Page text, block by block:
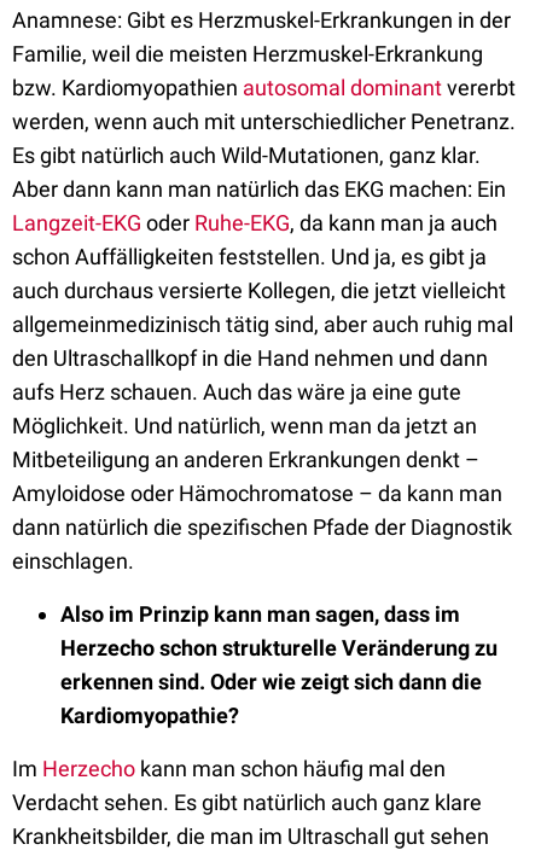
Anamnese: Gibt es Herzmuskel-Erkrankungen in der
Familie, weil die meisten Herzmuskel-Erkrankung
bzw. Kardiomyopathien autosomal dominantvererbt
werden, wenn auch mit unterschiedlicher Penetranz.
Es gibt natürlich auch Wild-Mutationen, ganz klar.
Aber dann kann man natürlich das EKG machen: Ein
Langzeit-EKG oder Ruhe-EKG, da kann man ja auch
schon Auffälligkeiten feststellen. Und ja, es gibt ja
auch durchaus versierte Kollegen, die jetzt vielleicht
allgemeinmedizinisch tätig sind, aber auch ruhig mal
den Ultraschallkopf in die Hand nehmen und dann
aufs Herz schauen. Auch das wäre ja eine gute
Möglichkeit. Und natürlich, wenn man da jetzt an
Mitbeteiligung an anderen Erkrankungen denkt –
Amyloidose oder Hämochromatose – da kann man
dann natürlich die spezifischen Pfade der Diagnostik
einschlagen.
Also im Prinzip kann man sagen, dass im
Herzecho schon strukturelle Veränderung zu
erkennen sind. Oder wie zeigt sich dann die
Kardiomyopathie?
Im Herzecho kann man schon häufig mal den
Verdacht sehen. Es gibt natürlich auch ganz klare
Krankheitsbilder, die man im Ultraschall gut sehen